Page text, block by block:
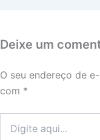
Deixe um
O seu endereço de
com *
aqui...